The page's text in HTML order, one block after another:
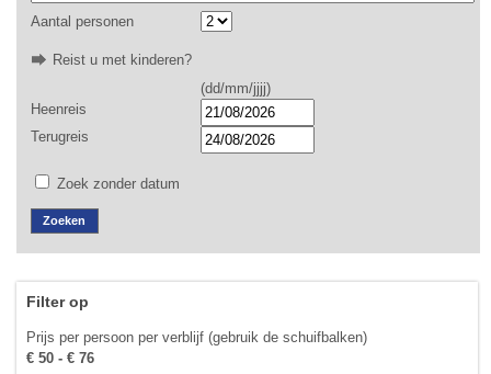
Aantal personen
Reist u met kinderen?
(dd/mm/jjjj)
Heenreis
Terugreis
Zoek zonder datum
Filter op
Prijs per persoon per verblijf (gebruik de schuifbalken)
€ 50 - € 76